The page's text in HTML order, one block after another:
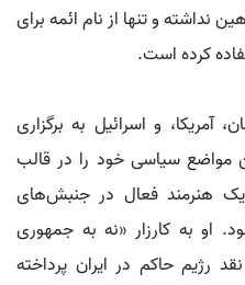
نداشته و تنها از نام ائمه برای
کرده است.
و اسرائیل به برگزاری
مواضع سیاسی خود را در قالب
هنرمند فعال در جنبش‌های
او به کارزار «نه به جمهوری
رژیم حاکم در ایران پرداخته